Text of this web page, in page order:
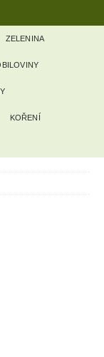
ZELENINA
KOŘENÍ